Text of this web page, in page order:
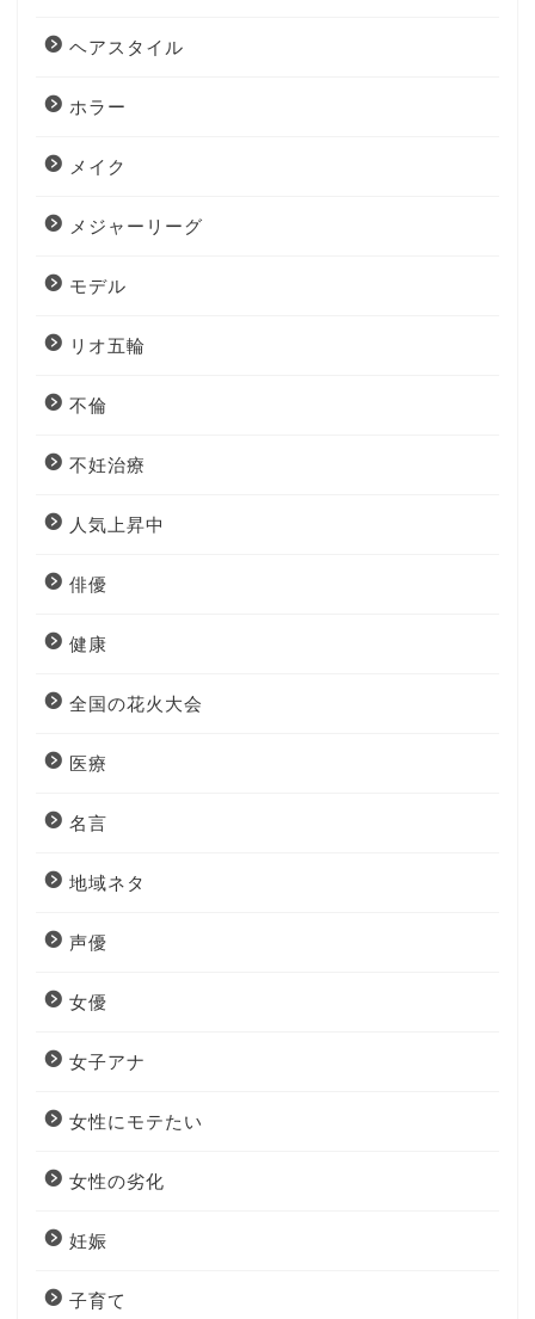
ヘアスタイル
ホラー
メイク
メジャーリーグ
モデル
リオ五輪
不倫
不妊治療
人気上昇中
俳優
健康
全国の花火大会
医療
名言
地域ネタ
声優
女優
女子アナ
女性にモテたい
女性の劣化
妊娠
子育て